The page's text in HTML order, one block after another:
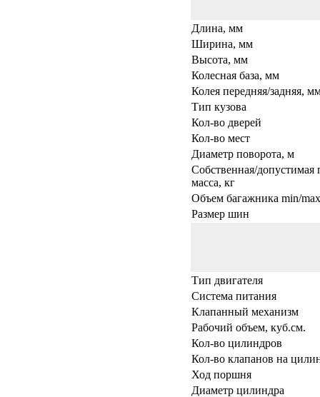
Длина, мм
Ширина, мм
Высота, мм
Колесная база, мм
Колея передняя/задняя,
Тип кузова
Кол-во дверей
Кол-во мест
Диаметр поворота, м
Собственная/допустимая
масса, кг
Объем багажника min/
Размер шин
Тип двигателя
Система питания
Клапанный механизм
Рабочий объем, куб.см.
Кол-во цилиндров
Кол-во клапанов на
Ход поршня
Диаметр цилиндра